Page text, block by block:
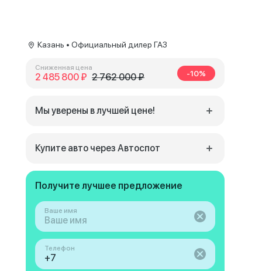
Казань • Официальный дилер ГАЗ
Сниженная цена
2 485 800 ₽ 2 762 000 ₽ -10%
Мы уверены в лучшей цене!
Купите авто через Автоспот
Получите лучшее предложение
Ваше имя
Телефон